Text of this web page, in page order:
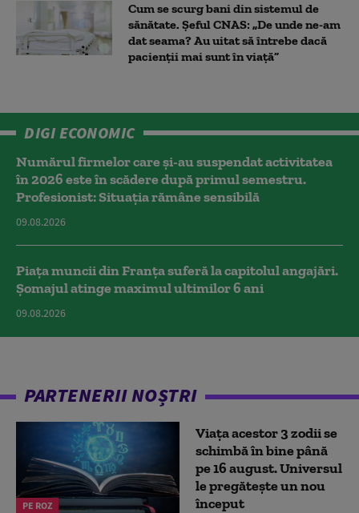
Cum se scurg bani din sistemul de
sănătate. Șeful CNAS: „De unde ne-am
dat seama? Au uitat să întrebe dacă
pacienții mai sunt în viață”
DIGI ECONOMIC
Numărul firmelor care și-au suspendat activitatea
în 2026 este în scădere după primul semestru.
Profesionist: Situația rămâne sensibilă
09.08.2026
Piața muncii din Franța suferă la capitolul angajări.
Șomajul atinge maximul ultimilor 6 ani
09.08.2026
PARTENERII NOȘTRI
PE ROZ
Viața acestor 3 zodii se
schimbă în bine până
pe 16 august. Universul
le pregătește un nou
început